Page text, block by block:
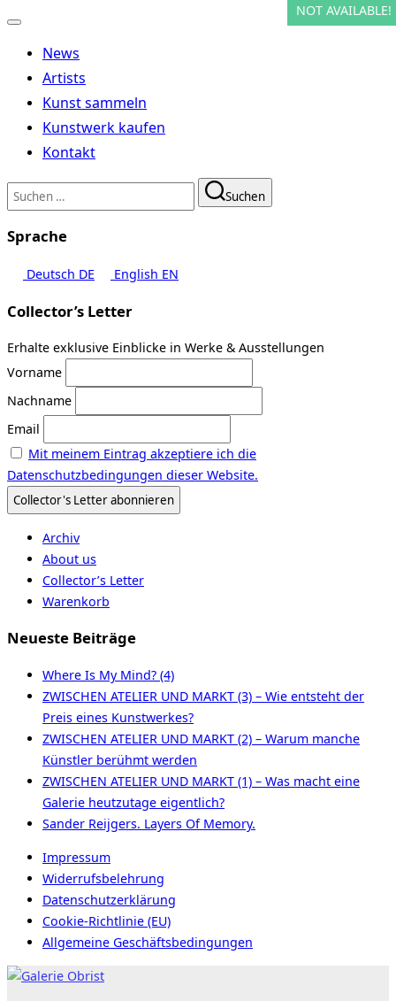
Navigation
umschalten
News
Artists
Kunst sammeln
Kunstwerk kaufen
Kontakt
Suchen
nach:
Suchen
Sprache
Deutsch DE English EN
Collector’s Letter
Erhalte exklusive Einblicke in Werke & Ausstellungen
Vorname
Nachname
Email
Mit meinem Eintrag akzeptiere ich die
Datenschutzbedingungen dieser Website.
Archiv
About us
Collector’s Letter
Warenkorb
Neueste Beiträge
Where Is My Mind? (4)
ZWISCHEN ATELIER UND MARKT (3) – Wie entsteht der
Preis eines Kunstwerkes?
ZWISCHEN ATELIER UND MARKT (2) – Warum manche
Künstler berühmt werden
ZWISCHEN ATELIER UND MARKT (1) – Was macht eine
Galerie heutzutage eigentlich?
Sander Reijgers. Layers Of Memory.
Impressum
Widerrufsbelehrung
Datenschutzerklärung
Cookie-Richtlinie (EU)
Allgemeine Geschäftsbedingungen
Zum
NOT AVAILABLE!
NOT AVAILABLE!
NOT AVAILABLE!
NOT AVAILABLE!
NOT AVAILABLE!